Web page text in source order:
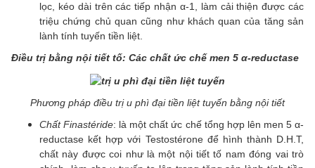
lọc, kéo dài trên các tiếp nhận α-1, làm cải thiện được các
triệu chứng chủ quan cũng như khách quan của tăng sản
lành tính tuyến tiền liệt.
Điều trị bằng nội tiết tố: Các chất ức chế men 5 α-reductase
Phương pháp điều trị u phì đại tiền liệt tuyến bằng nội tiết
Chất Finastéride: là một chất ức chế tổng hợp lên men 5 α-
reductase kết hợp với Testostérone để hình thành D.H.T,
chất này được coi như là một nội tiết tố nam đóng vai trò